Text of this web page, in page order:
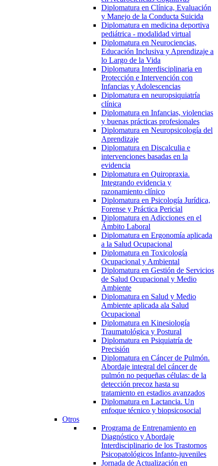
Diplomatura en Clínica, Evaluación
y Manejo de la Conducta Suicida
Diplomatura en medicina deportiva
pediátrica - modalidad virtual
Diplomatura en Neurociencias,
Educación Inclusiva y Aprendizaje a
lo Largo de la Vida
Diplomatura Interdisciplinaria en
Protección e Intervención con
Infancias y Adolescencias
Diplomatura en neuropsiquiatría
clínica
Diplomatura en Infancias, violencias
y buenas prácticas profesionales
Diplomatura en Neuropsicología del
Aprendizaje
Diplomatura en Discalculia e
intervenciones basadas en la
evidencia
Diplomatura en Quiropraxia.
Integrando evidencia y
razonamiento clínico
Diplomatura en Psicología Jurídica,
Forense y Práctica Pericial
Diplomatura en Adicciones en el
Ámbito Laboral
Diplomatura en Ergonomía aplicada
a la Salud Ocupacional
Diplomatura en Toxicología
Ocupacional y Ambiental
Diplomatura en Gestión de Servicios
de Salud Ocupacional y Medio
Ambiente
Diplomatura en Salud y Medio
Ambiente aplicada ala Salud
Ocupacional
Diplomatura en Kinesiología
Traumatológica y Postural
Diplomatura en Psiquiatría de
Precisión
Diplomatura en Cáncer de Pulmón.
Abordaje integral del cáncer de
pulmón no pequeñas células: de la
detección precoz hasta su
tratamiento en estadios avanzados
Diplomatura en Lactancia. Un
enfoque técnico y biopsicosocial
Otros
Programa de Entrenamiento en
Diagnóstico y Abordaje
Interdisciplinario de los Trastornos
Psicopatológicos Infanto-juveniles
Jornada de Actualización en